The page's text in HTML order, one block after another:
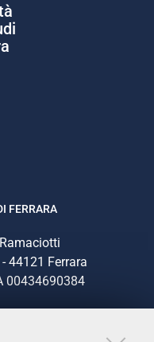
FERRARA
44121 Ferrara
00434690384